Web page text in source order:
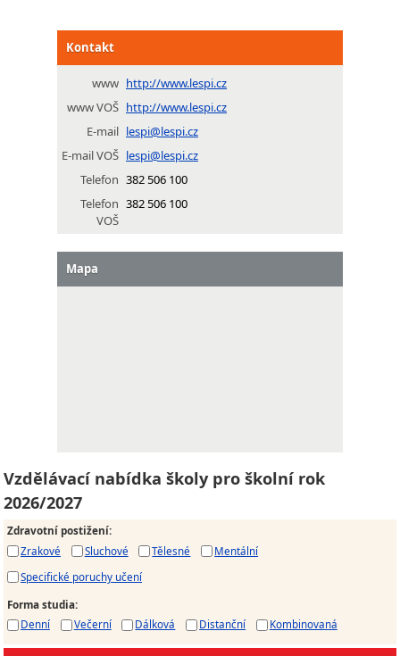
Kontakt
www http://www.lespi.cz
www VOŠ http://www.lespi.cz
E-mail lespi@lespi.cz
E-mail VOŠ lespi@lespi.cz
Telefon 382 506 100
Telefon
VOŠ
382 506 100
Mapa
Vzdělávací nabídka školy pro školní rok
2026/2027
Zdravotní postižení:
Zrakové
Sluchové Tělesné
Mentální
Specifické poruchy učení
Forma studia:
Denní
Večerní Dálková Distanční Kombinovaná